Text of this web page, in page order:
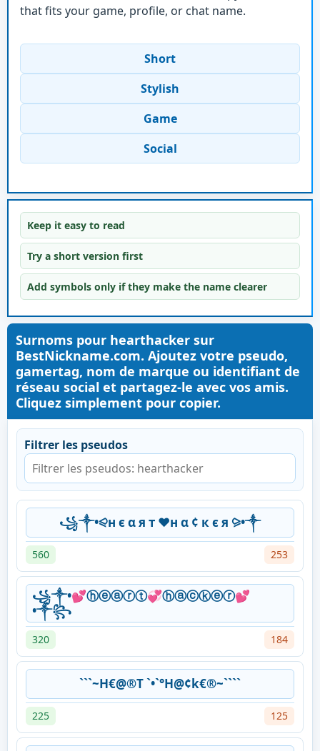
that fits your game, profile, or chat name.
Short
Stylish
Game
Social
Keep it easy to read
Try a short version first
Add symbols only if they make the name clearer
Surnoms pour hearthacker sur
BestNickname.com. Ajoutez votre pseudo,
gamertag, nom de marque ou identifiant de
réseau social et partagez-le avec vos amis.
Cliquez simplement pour copier.
Filtrer les pseudos
꧁༒•⪨н є α я т ❤н α ¢ к є я ⪩•༒
560 253
꧁༒•💕ⓗⓔⓐⓡⓣ💞ⓗⓐⓒⓚⓔⓡ💕
•༒꧂
320 184
```~H€@®T `•`°H@¢k€®~````
225 125